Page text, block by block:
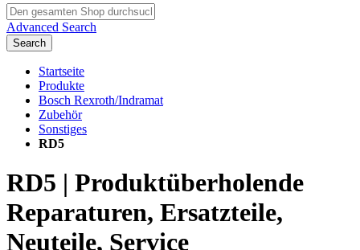
Advanced Search
Search
Startseite
Produkte
Bosch Rexroth/Indramat
Zubehör
Sonstiges
RD5
RD5 | Produktüberholende
Reparaturen, Ersatzteile,
Neuteile, Service